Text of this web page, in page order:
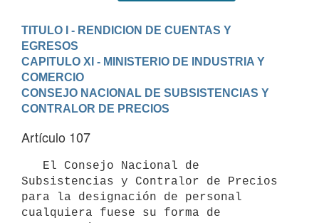
TITULO I - RENDICION DE CUENTAS Y
EGRESOS
CAPITULO XI - MINISTERIO DE INDUSTRIA Y
COMERCIO
CONSEJO NACIONAL DE SUBSISTENCIAS Y
CONTRALOR DE PRECIOS
Artículo 107
Subsistencias y Contralor de Precios
para la designación de personal
cualquiera fuese su forma de